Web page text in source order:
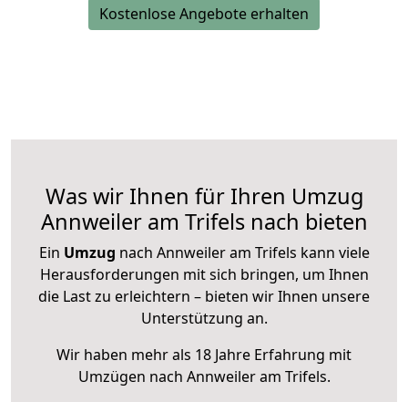
Kostenlose Angebote erhalten
Was wir Ihnen für Ihren Umzug
Annweiler am Trifels nach bieten
Ein Umzug nach Annweiler am Trifels kann viele
Herausforderungen mit sich bringen, um Ihnen
die Last zu erleichtern – bieten wir Ihnen unsere
Unterstützung an.
Wir haben mehr als 18 Jahre Erfahrung mit
Umzügen nach Annweiler am Trifels.